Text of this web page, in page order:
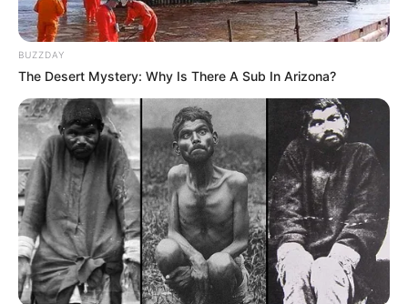
BUZZDAY
The Desert Mystery: Why Is There A Sub In Arizona?